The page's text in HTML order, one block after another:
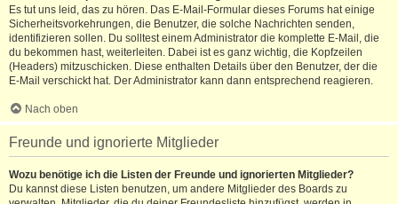
Es tut uns leid, das zu hören. Das E-Mail-Formular dieses Forums hat einige
Sicherheitsvorkehrungen, die Benutzer, die solche Nachrichten senden,
identifizieren sollen. Du solltest einem Administrator die komplette E-Mail, die
du bekommen hast, weiterleiten. Dabei ist es ganz wichtig, die Kopfzeilen
(Headers) mitzuschicken. Diese enthalten Details über den Benutzer, der die
E-Mail verschickt hat. Der Administrator kann dann entsprechend reagieren.
Nach oben
Freunde und ignorierte Mitglieder
Wozu benötige ich die Listen der Freunde und ignorierten Mitglieder?
Du kannst diese Listen benutzen, um andere Mitglieder des Boards zu